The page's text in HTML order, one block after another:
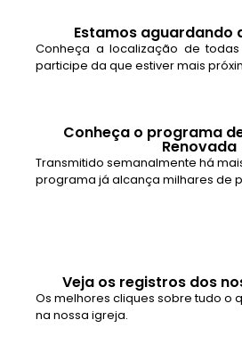
Estamos aguardando
Conheça a localização de
participe da que estiver mais
Conheça o programa
Renovada
Transmitido semanalmente há
programa já alcança milhares de
Veja os registros dos
Os melhores cliques sobre tudo o
na nossa igreja.